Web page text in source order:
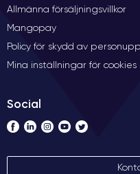
Allmänna försäljningsvillkor
Mangopay
Policy för skydd av
Mina inställningar för cookies
Social